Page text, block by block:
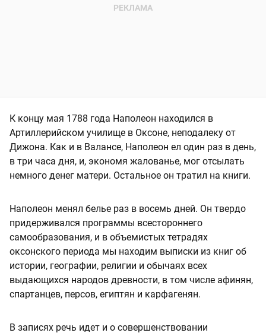
К концу мая 1788 года Наполеон находился в
Артиллерийском училище в Оксоне, неподалеку от
Дижона. Как и в Валансе, Наполеон ел один раз в день,
в три часа дня, и, экономя жалованье, мог отсылать
немного денег матери. Остальное он тратил на книги.
Наполеон менял белье раз в восемь дней. Он твердо
придерживался программы всестороннего
самообразования, и в объемистых тетрадях
оксонского периода мы находим выписки из книг об
истории, географии, религии и обычаях всех
выдающихся народов древности, в том числе афинян,
спартанцев, персов, египтян и карфагенян.
В записях речь идет и о совершенствовании